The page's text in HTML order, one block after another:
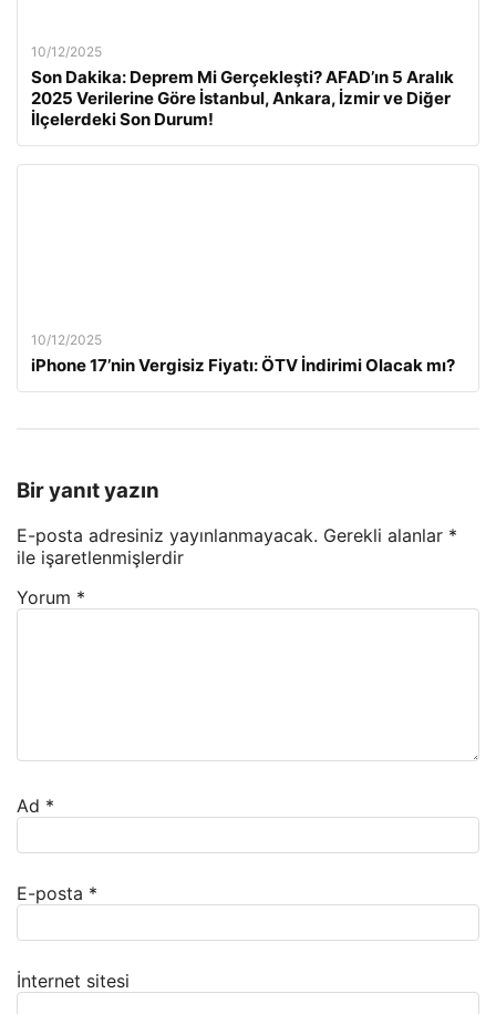
10/12/2025
Son Dakika: Deprem Mi Gerçekleşti? AFAD’ın 5 Aralık
2025 Verilerine Göre İstanbul, Ankara, İzmir ve Diğer
İlçelerdeki Son Durum!
10/12/2025
iPhone 17’nin Vergisiz Fiyatı: ÖTV İndirimi Olacak mı?
Bir yanıt yazın
E-posta adresiniz yayınlanmayacak. Gerekli alanlar *
ile işaretlenmişlerdir
Yorum *
Ad *
E-posta *
İnternet sitesi